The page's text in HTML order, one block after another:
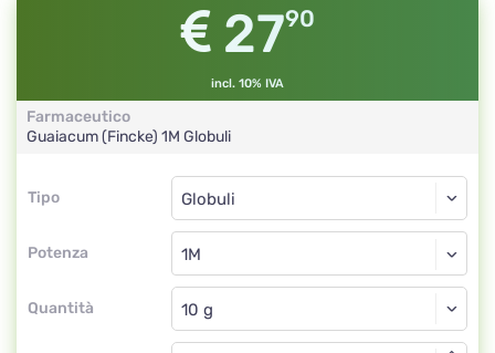
2790
incl. 10% IVA
Farmaceutico
Guaiacum (Fincke) 1M Globuli
Tipo
Tipo
Potenza
Globuli
1M
Quantità
Globuli